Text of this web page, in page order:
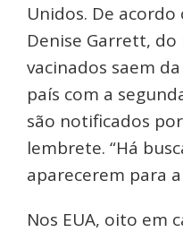
Unidos. De
Denise Garrett, do
vacinados saem
país com a
são notificados
lembrete. “Há
aparecerem para
Nos EUA, oito em